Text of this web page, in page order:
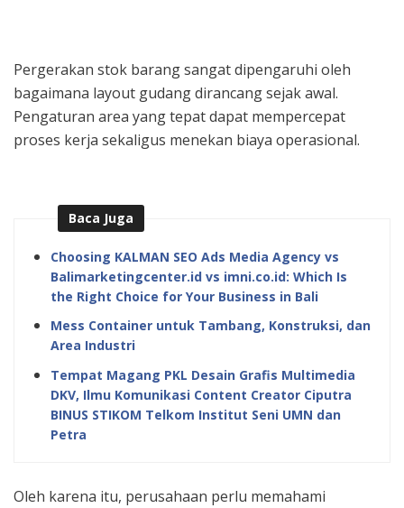
Pergerakan stok barang sangat dipengaruhi oleh
bagaimana layout gudang dirancang sejak awal.
Pengaturan area yang tepat dapat mempercepat
proses kerja sekaligus menekan biaya operasional.
Baca Juga
Choosing KALMAN SEO Ads Media Agency vs
Balimarketingcenter.id vs imni.co.id: Which Is
the Right Choice for Your Business in Bali
Mess Container untuk Tambang, Konstruksi, dan
Area Industri
Tempat Magang PKL Desain Grafis Multimedia
DKV, Ilmu Komunikasi Content Creator Ciputra
BINUS STIKOM Telkom Institut Seni UMN dan
Petra
Oleh karena itu, perusahaan perlu memahami